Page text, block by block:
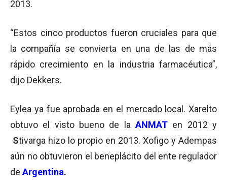
2013.
“Estos cinco productos fueron cruciales para que
la compañía se convierta en una de las de más
rápido crecimiento en la industria farmacéutica”,
dijo Dekkers.
Eylea ya fue aprobada en el mercado local. Xarelto
obtuvo el visto bueno de la ANMAT en 2012 y
Stivarga hizo lo propio en 2013. Xofigo y Adempas
aún no obtuvieron el beneplácito del ente regulador
de Argentina.